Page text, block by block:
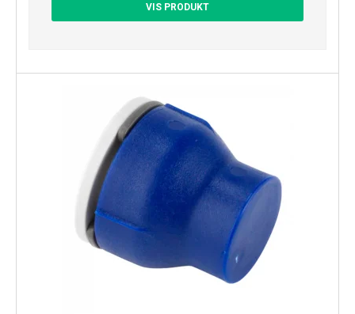
VIS PRODUKT